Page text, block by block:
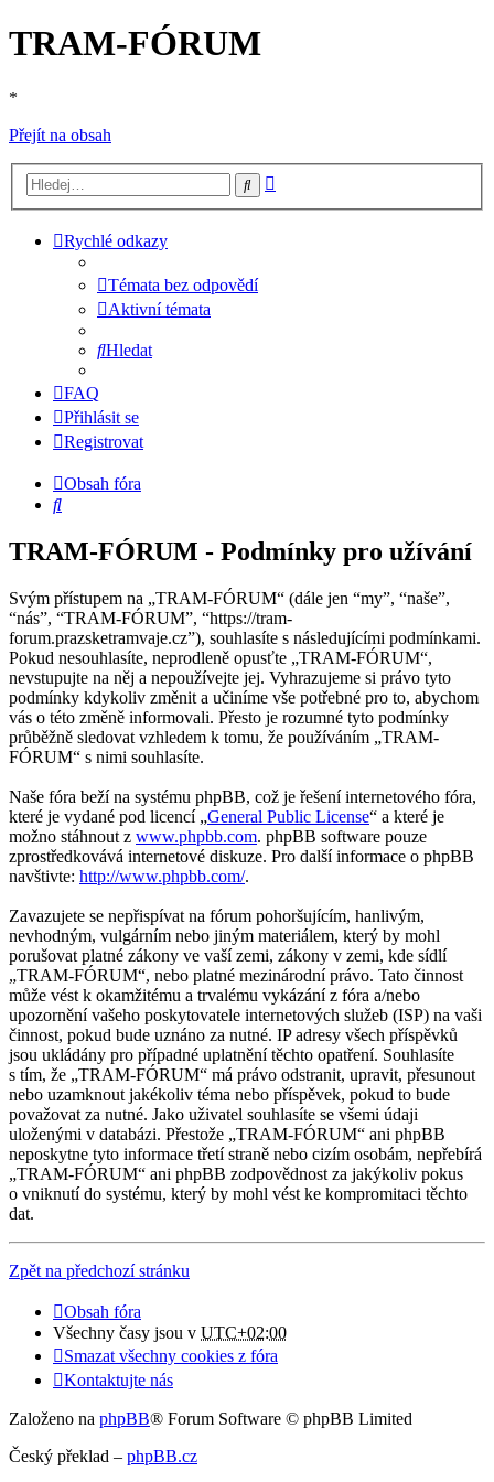
TRAM-FÓRUM
*
Přejít na obsah
Hledat
Rychlé odkazy
Témata bez odpovědí
Aktivní témata
Hledat
FAQ
Přihlásit se
Registrovat
Obsah fóra
Hledat
TRAM-FÓRUM - Podmínky pro užívání
Svým přístupem na „TRAM-FÓRUM“ (dále jen “my”, “naše”,
“nás”, “TRAM-FÓRUM”, “https://tram-
forum.prazsketramvaje.cz”), souhlasíte s následujícími podmínkami.
Pokud nesouhlasíte, neprodleně opusťte „TRAM-FÓRUM“,
nevstupujte na něj a nepoužívejte jej. Vyhrazujeme si právo tyto
podmínky kdykoliv změnit a učiníme vše potřebné pro to, abychom
vás o této změně informovali. Přesto je rozumné tyto podmínky
průběžně sledovat vzhledem k tomu, že používáním „TRAM-
FÓRUM“ s nimi souhlasíte.
Naše fóra beží na systému phpBB, což je řešení internetového fóra,
které je vydané pod licencí „General Public License“ a které je
možno stáhnout z www.phpbb.com. phpBB software pouze
zprostředkovává internetové diskuze. Pro další informace o phpBB
navštivte: http://www.phpbb.com/.
Zavazujete se nepřispívat na fórum pohoršujícím, hanlivým,
nevhodným, vulgárním nebo jiným materiálem, který by mohl
porušovat platné zákony ve vaší zemi, zákony v zemi, kde sídlí
„TRAM-FÓRUM“, nebo platné mezinárodní právo. Tato činnost
může vést k okamžitému a trvalému vykázání z fóra a/nebo
upozornění vašeho poskytovatele internetových služeb (ISP) na vaši
činnost, pokud bude uznáno za nutné. IP adresy všech příspěvků
jsou ukládány pro případné uplatnění těchto opatření. Souhlasíte
s tím, že „TRAM-FÓRUM“ má právo odstranit, upravit, přesunout
nebo uzamknout jakékoliv téma nebo příspěvek, pokud to bude
považovat za nutné. Jako uživatel souhlasíte se všemi údaji
uloženými v databázi. Přestože „TRAM-FÓRUM“ ani phpBB
neposkytne tyto informace třetí straně nebo cizím osobám, nepřebírá
„TRAM-FÓRUM“ ani phpBB zodpovědnost za jakýkoliv pokus
o vniknutí do systému, který by mohl vést ke kompromitaci těchto
dat.
Zpět na předchozí stránku
Obsah fóra
Všechny časy jsou v UTC+02:00
Smazat všechny cookies z fóra
Kontaktujte nás
Založeno na phpBB® Forum Software © phpBB Limited
Český překlad – phpBB.cz